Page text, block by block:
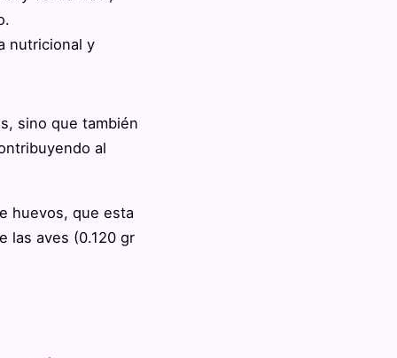
nutricional y
sino que también
al
huevos, que esta
las aves (0.120 gr